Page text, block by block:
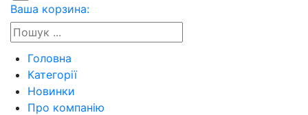
Ваша корзина:
Головна
Категорії
Новинки
Про компанію